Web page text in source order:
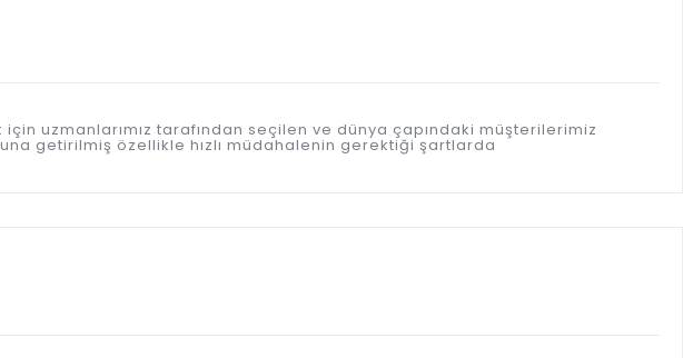
için uzmanlarımız tarafından seçilen ve dünya çapındaki müşterilerimiz
getirilmiş özellikle hızlı müdahalenin gerektiği şartlarda